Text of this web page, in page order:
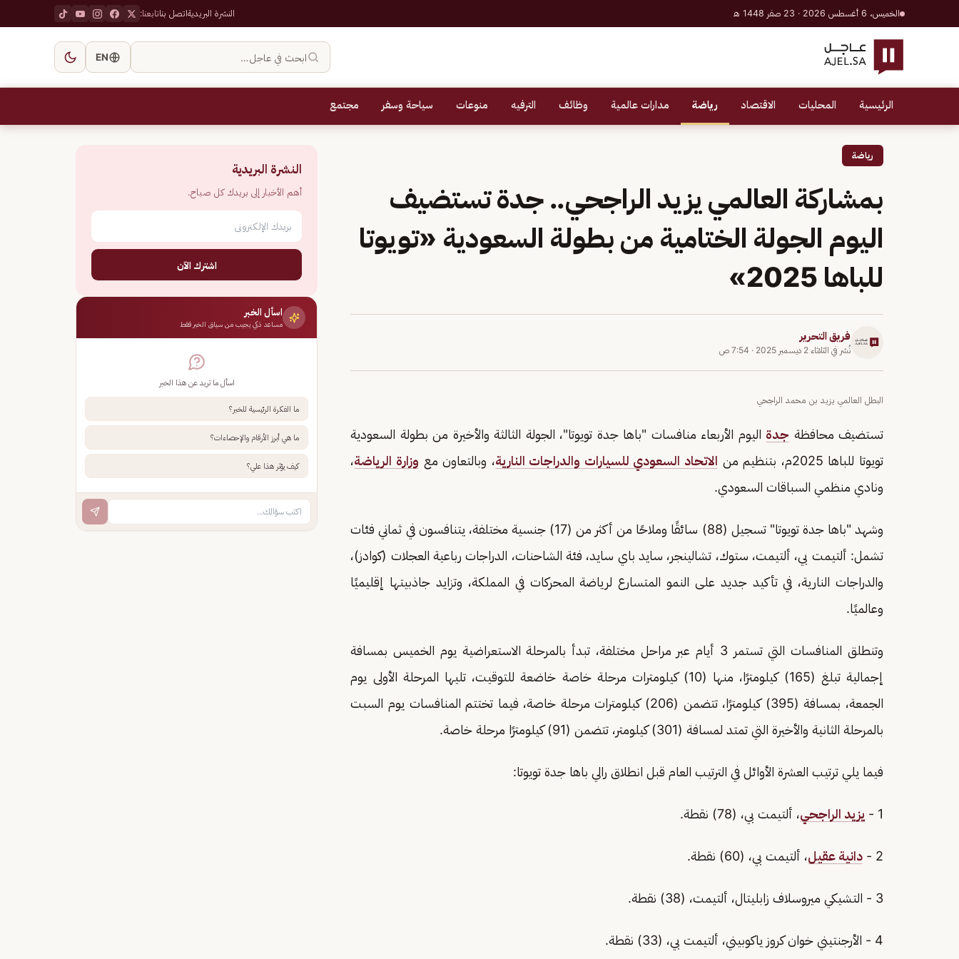
الخميس، 6 أغسطس 2026 · 23 صفر 1448 هـ النشرة البريديةاتصل بناتابعنا:
ابحث في عاجل… EN
الرئيسية المحليات الاقتصاد رياضة مدارات عالمية وظائف الترفيه منوعات سياحة وسفر مجتمع
رياضة
بمشاركة العالمي يزيد الراجحي.. جدة تستضيف
اليوم الجولة الختامية من بطولة السعودية «تويوتا
للباها 2025»
فريق التحرير
نُشر في الثلاثاء 2 ديسمبر 2025 · 7:54 ص
البطل العالمي يزيد بن محمد الراجحي
تستضيف محافظة جدة اليوم الأربعاء منافسات "باها جدة تويوتا"، الجولة الثالثة والأخيرة من بطولة السعودية
تويوتا للباها 2025م، بتنظيم من
الاتحاد السعودي للسيارات والدراجات النارية، وبالتعاون مع وزارة الرياضة،
ونادي منظمي السباقات السعودي.
وشهد "باها جدة تويوتا" تسجيل (88) سائقًا وملاحًا من أكثر من (17) جنسية مختلفة، يتنافسون في ثماني فئات
تشمل: ألتيمت بي، ألتيمت، ستوك، تشالينجر، سايد باي سايد، فئة الشاحنات، الدراجات رباعية العجلات (كوادز)،
والدراجات النارية، في تأكيد جديد على النمو المتسارع لرياضة المحركات في المملكة، وتزايد جاذبيتها إقليميًا
وعالميًا.
وتنطلق المنافسات التي تستمر 3 أيام عبر مراحل مختلفة، تبدأ بالمرحلة الاستعراضية يوم الخميس بمسافة
إجمالية تبلغ (165) كيلومترًا، منها (10) كيلومترات مرحلة خاصة خاضعة للتوقيت، تليها المرحلة الأولى يوم
الجمعة، بمسافة (395) كيلومترًا، تتضمن (206) كيلومترات مرحلة خاصة، فيما تختتم المنافسات يوم السبت
بالمرحلة الثانية والأخيرة التي تمتد لمسافة (301) كيلومتر، تتضمن (91) كيلومترًا مرحلة خاصة.
فيما يلي ترتيب العشرة الأوائل في الترتيب العام قبل انطلاق رالي باها جدة تويوتا:
1 - يزيد الراجحي، ألتيمت بي، (78) نقطة.
2 - دانية عقيل، ألتيمت بي، (60) نقطة.
3 - التشيكي ميروسلاف زابليتال، ألتيمت، (38) نقطة.
4 - الأرجنتيني خوان كروز ياكوبيني، ألتيمت بي، (33) نقطة.
النشرة البريدية
أهم الأخبار إلى بريدك كل صباح.
اشترك الآن
اسأل الخبر
مساعد ذكي يجيب من سياق الخبر فقط
اسأل ما تريد عن هذا الخبر
ما الفكرة الرئيسية للخبر؟
ما هي أبرز الأرقام والإحصاءات؟
كيف يؤثر هذا علي؟